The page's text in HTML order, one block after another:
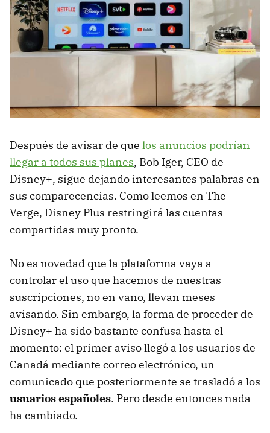
Después de avisar de que los anuncios podrían
llegar a todos sus planes, Bob Iger, CEO de
Disney+, sigue dejando interesantes palabras en
sus comparecencias. Como leemos en The
Verge, Disney Plus restringirá las cuentas
compartidas muy pronto.
No es novedad que la plataforma vaya a
controlar el uso que hacemos de nuestras
suscripciones, no en vano, llevan meses
avisando. Sin embargo, la forma de proceder de
Disney+ ha sido bastante confusa hasta el
momento: el primer aviso llegó a los usuarios de
Canadá mediante correo electrónico, un
comunicado que posteriormente se trasladó a los
usuarios españoles. Pero desde entonces nada
ha cambiado.